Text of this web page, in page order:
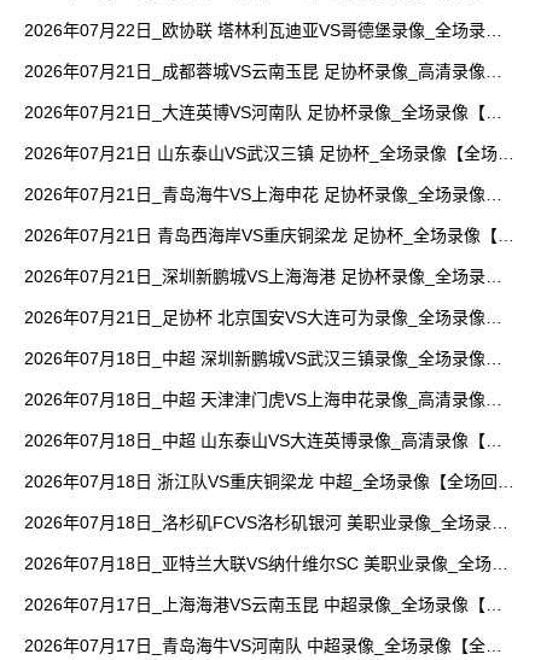
2026年07月22日_欧协联 塔林利瓦迪亚VS哥德堡录像_全场录像
2026年07月21日_成都蓉城VS云南玉昆 足协杯录像_高清录像
2026年07月21日_大连英博VS河南队 足协杯录像_全场录像【视
2026年07月21日 山东泰山VS武汉三镇 足协杯_全场录像【全场回
2026年07月21日_青岛海牛VS上海申花 足协杯录像_全场录像
2026年07月21日 青岛西海岸VS重庆铜梁龙 足协杯_全场录像【视
2026年07月21日_深圳新鹏城VS上海海港 足协杯录像_全场录像
2026年07月21日_足协杯 北京国安VS大连可为录像_全场录像
2026年07月18日_中超 深圳新鹏城VS武汉三镇录像_全场录像
2026年07月18日_中超 天津津门虎VS上海申花录像_高清录像
2026年07月18日_中超 山东泰山VS大连英博录像_高清录像【全
2026年07月18日 浙江队VS重庆铜梁龙 中超_全场录像【全场回
2026年07月18日_洛杉矶FCVS洛杉矶银河 美职业录像_全场录像
2026年07月18日_亚特兰大联VS纳什维尔SC 美职业录像_全场录
2026年07月17日_上海海港VS云南玉昆 中超录像_全场录像【高
2026年07月17日_青岛海牛VS河南队 中超录像_全场录像【全场